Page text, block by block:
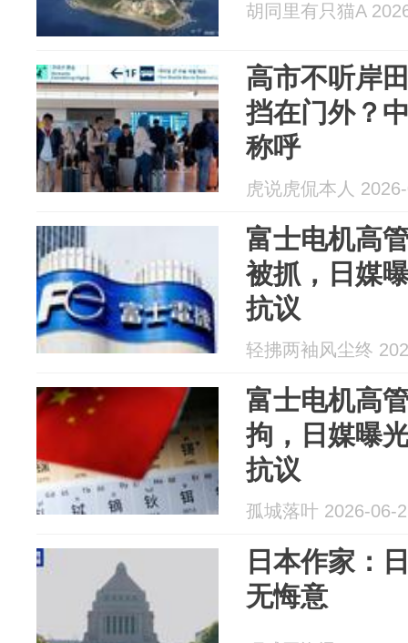
胡同里有只猫A
高市不听岸
挡在门外？
称呼
虎说虎侃本人
富士电机高
被抓，日媒
抗议
轻拂两袖风尘终
富士电机高
拘，日媒曝
抗议
孤城落叶 2026-06-
日本作家：
无悔意